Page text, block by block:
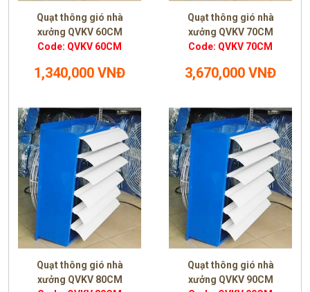
Quạt thông gió nhà
xưởng QVKV 60CM
Code: QVKV 60CM
1,340,000 VNĐ
Quạt thông gió nhà
xưởng QVKV 70CM
Code: QVKV 70CM
3,670,000 VNĐ
Quạt thông gió nhà
xưởng QVKV 80CM
Quạt thông gió nhà
xưởng QVKV 90CM